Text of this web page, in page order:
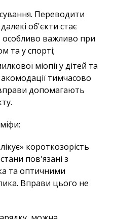
Переводити
об'єкти стає
важливо при
та у спорті;
міопії у дітей та
тимчасово
допомагають
короткозорість
пов'язані з
та оптичними
Вправи цього не